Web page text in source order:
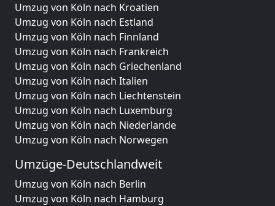
Umzug von Köln nach Kroatien
Umzug von Köln nach Estland
Umzug von Köln nach Finnland
Umzug von Köln nach Frankreich
Umzug von Köln nach Griechenland
Umzug von Köln nach Italien
Umzug von Köln nach Liechtenstein
Umzug von Köln nach Luxemburg
Umzug von Köln nach Niederlande
Umzug von Köln nach Norwegen
Umzüge-Deutschlandweit
Umzug von Köln nach Berlin
Umzug von Köln nach Hamburg